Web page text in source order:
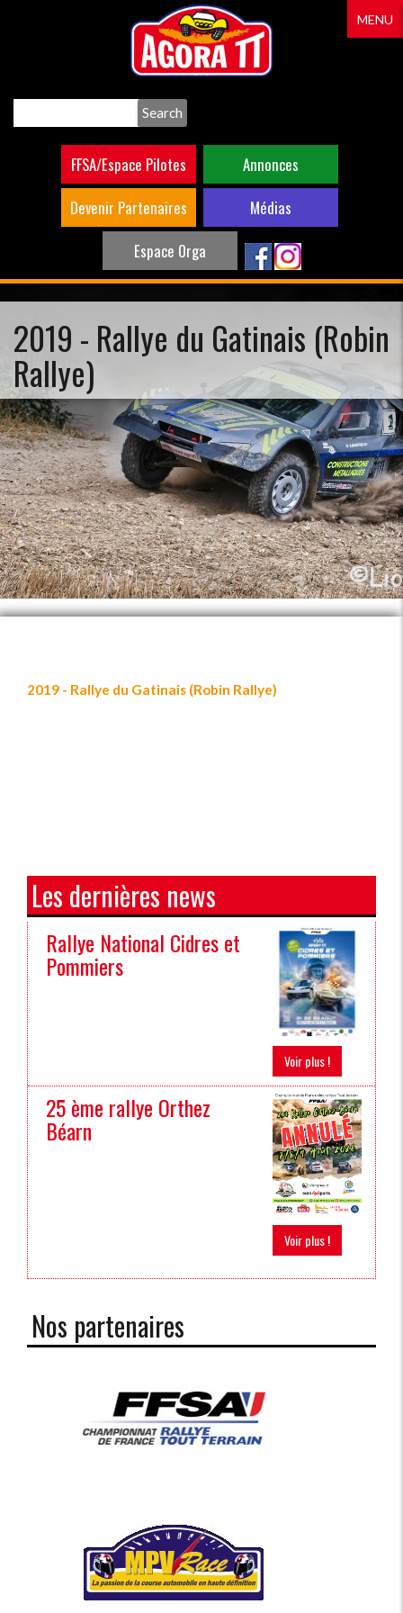
FFSA/Espace Pilotes
Annonces
Devenir Partenaires
Médias
Espace Orga
MENU
2019 - Rallye du Gatinais (Robin
Rallye)
2019 - Rallye du Gatinais (Robin Rallye)
Les dernières news
Rallye National Cidres et
Pommiers
Voir plus !
25 ème rallye Orthez
Béarn
Voir plus !
Nos partenaires